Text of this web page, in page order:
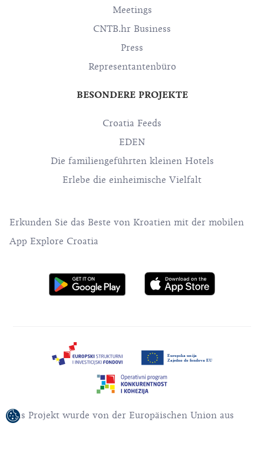
Meetings
CNTB.hr Business
Press
Representantenbüro
BESONDERE PROJEKTE
Croatia Feeds
EDEN
Die familiengeführten kleinen Hotels
Erlebe die einheimische Vielfalt
Erkunden Sie das Beste von Kroatien mit der mobilen
App Explore Croatia
Das Projekt wurde von der Europäischen Union aus